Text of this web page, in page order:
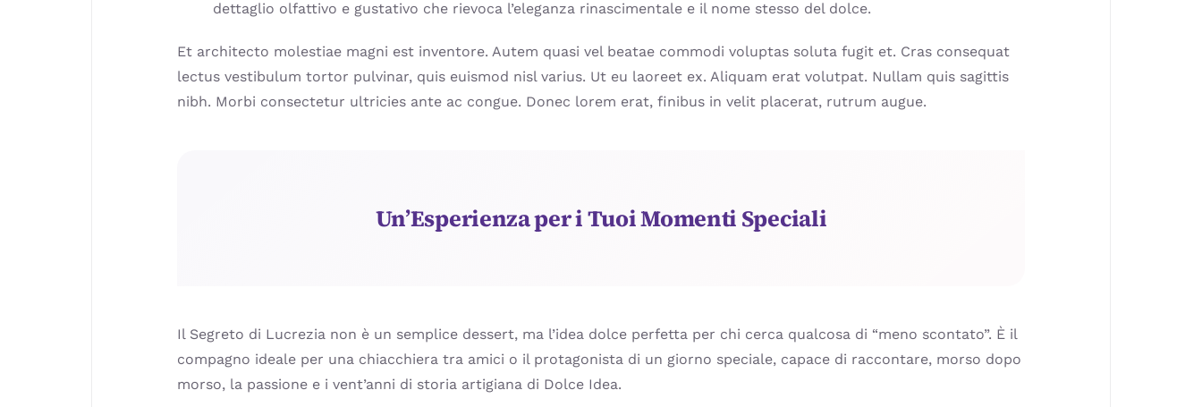
dettaglio olfattivo e gustativo che rievoca l’eleganza rinascimentale e il nome stesso del dolce.
Et architecto molestiae magni est inventore. Autem quasi vel beatae commodi voluptas soluta fugit et. Cras consequat
lectus vestibulum tortor pulvinar, quis euismod nisl varius. Ut eu laoreet ex. Aliquam erat volutpat. Nullam quis sagittis
nibh. Morbi consectetur ultricies ante ac congue. Donec lorem erat, finibus in velit placerat, rutrum augue.
Un’Esperienza per i Tuoi Momenti Speciali
Il Segreto di Lucrezia non è un semplice dessert, ma l’idea dolce perfetta per chi cerca qualcosa di “meno scontato”. È il
compagno ideale per una chiacchiera tra amici o il protagonista di un giorno speciale, capace di raccontare, morso dopo
morso, la passione e i vent’anni di storia artigiana di Dolce Idea.